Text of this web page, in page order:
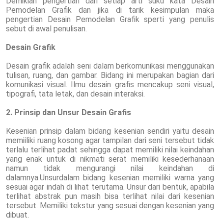
Pemodelan Grafik dan jika di tarik kesimpulan maka
pengertian Desain Pemodelan Grafik sperti yang penulis
sebut di awal penulisan.
Desain Grafik
Desain grafik adalah seni dalam berkomunikasi menggunakan
tulisan, ruang, dan gambar. Bidang ini merupakan bagian dari
komunikasi visual. Ilmu desain grafis mencakup seni visual,
tipografi, tata letak, dan desain interaksi.
2. Prinsip dan Unsur Desain Grafis
Kesenian prinsip dalam bidang kesenian sendiri yaitu desain
memiiliki ruang kosong agar tampilan dari seni tersebut tidak
terlalu terlihat padat sehingga dapat memiliki nilai keindahan
yang enak untuk di nikmati serat memiliki kesederhanaan
namun tidak mengurangi nilai keindahan di
dalamnya.Unsurdalam bidang kesenian memiliki warna yang
sesuai agar indah di lihat terutama. Unsur dari bentuk, apabila
terlihat abstrak pun masih bisa terlihat nilai dari kesenian
tersebut. Memiliki tekstur yang sesuai dengan kesenian yang
dibuat.